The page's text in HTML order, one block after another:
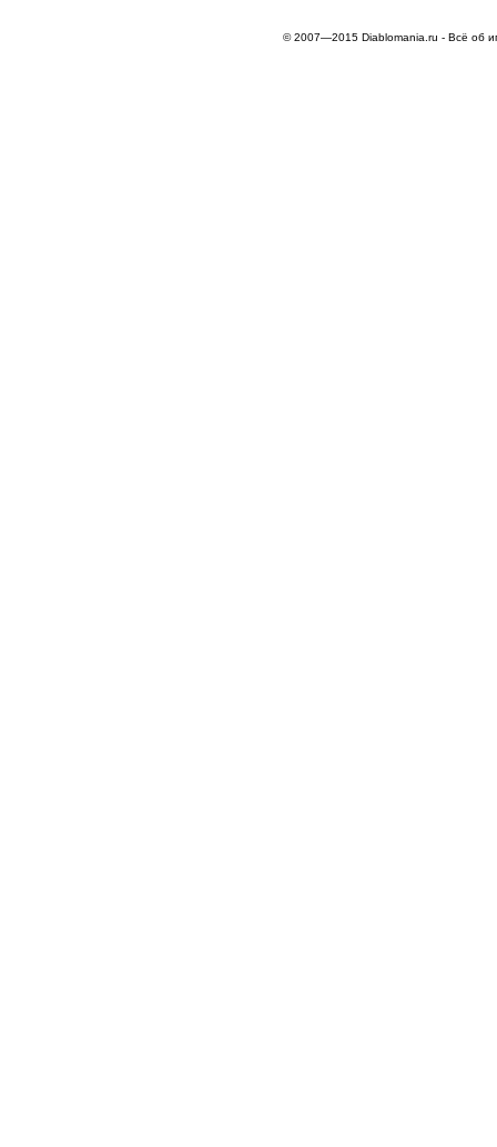
© 2007—2015 Diablomania.ru - Всё об